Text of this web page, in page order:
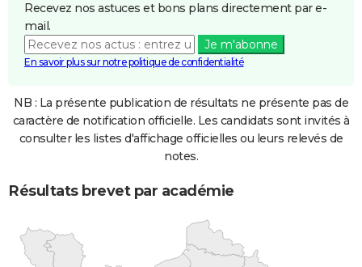
Recevez nos astuces et bons plans directement par e-
mail.
Je m'abonne
En savoir plus sur notre politique de confidentialité
NB : La présente publication de résultats ne présente pas de
caractère de notification officielle. Les candidats sont invités à
consulter les listes d'affichage officielles ou leurs relevés de
notes.
Résultats brevet par académie